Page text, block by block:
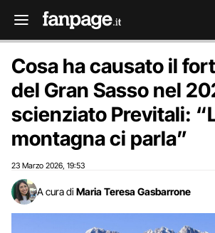
Cosa ha causato il
del Gran Sasso nel
scienziato Previtali:
montagna ci parla”
23 Marzo 2026 19:53
A cura di Maria Teresa Gasbarrone